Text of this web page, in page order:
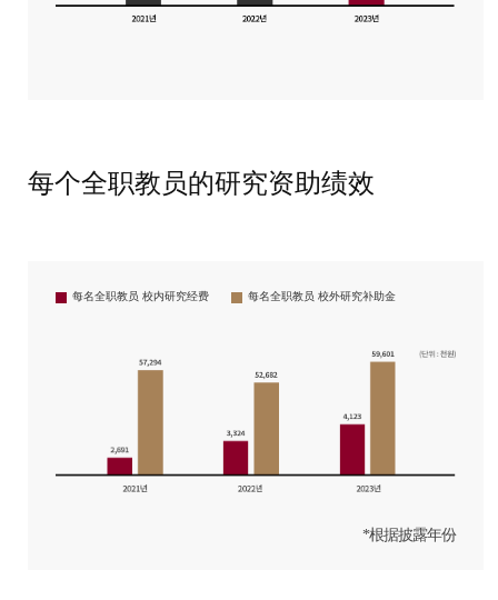
每个全职教员的研究资助绩效
每名全职教员 校内研究经费 每名全职教员 校外研究补助金
*根据披露年份